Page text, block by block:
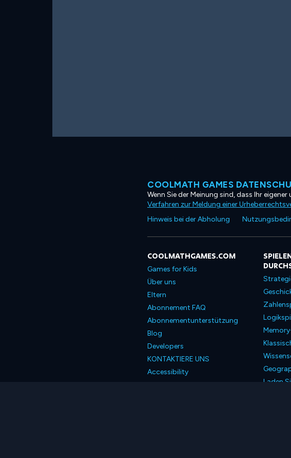
COOLMATH GAMES
Wenn Sie der Meinung sind, dass Ihr
Verfahren zur Meldung einer
Hinweis bei der Abholung
COOLMATHGAMES.COM
Games for Kids
Über uns
Eltern
Abonnement FAQ
Abonnementunterstützung
Blog
Developers
KONTAKTIERE UNS
Accessibility
Laden